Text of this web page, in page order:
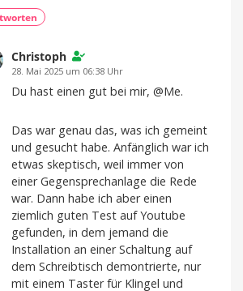
Christoph
28. Mai 2025 um 06:38 Uhr
Du hast einen gut bei mir, @Me.
Das war genau das, was ich gemeint
und gesucht habe. Anfänglich war ich
etwas skeptisch, weil immer von
einer Gegensprechanlage die Rede
war. Dann habe ich aber einen
ziemlich guten Test auf Youtube
gefunden, in dem jemand die
Installation an einer Schaltung auf
dem Schreibtisch demontrierte, nur
mit einem Taster für Klingel und